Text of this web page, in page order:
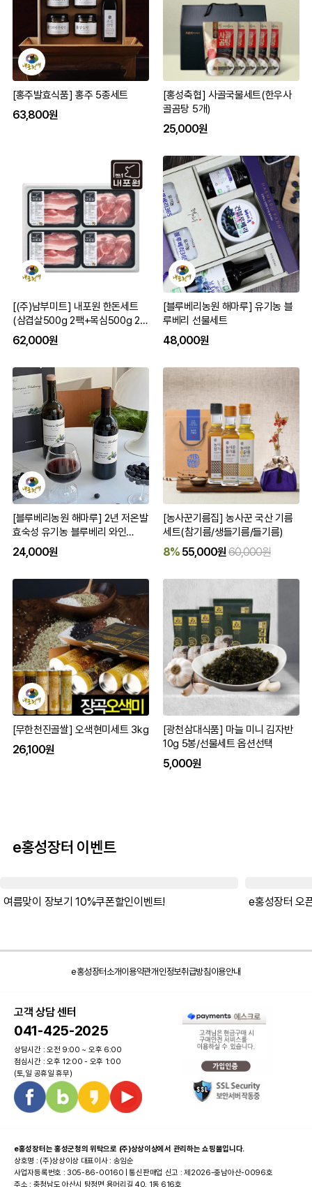
[홍주발효식품] 홍주 5종세트
63,800원
[홍성축협] 사골국물세트(한우사
골곰탕 5개)
25,000원
[(주)남부미트] 내포원 한돈세트
(삼겹살500g 2팩+목심500g 2
팩) 구이용
62,000원
[블루베리농원 해마루] 유기농 블
루베리 선물세트
48,000원
[블루베리농원 해마루] 2년 저온발
효숙성 유기농 블루베리 와인
500ml/750ml 단품/세트
24,000원
[농사꾼기름집] 농사꾼 국산 기름
세트(참기름/생들기름/들기름)
8% 55,000원60,000원
[무한천진골쌀] 오색현미세트 3kg
26,100원
[광천삼대식품] 마늘 미니 김자반
10g 5봉/선물세트 옵션선택
5,000원
e홍성장터 이벤트
여름맞이 장보기 10%쿠폰할인이벤트!
e홍성장터소개이용약관개인정보취급방침이용안내
고객 상담 센터
041-425-2025
상담시간 : 오전 9:00 ~ 오후 6:00
점심시간 : 오후 12:00 - 오후 1:00
(토,일 공휴일 휴무)
e홍성장터는 홍성군청의 위탁으로 (주)상상이상에서 관리하는 쇼핑몰입니다.
상호명 : (주)상상이상 대표이사 : 송임순
사업자등록번호 : 305-86-00160 | 통신판매업 신고 : 제2026-충남아산-0096호
주소 : 충청남도 아산시 탕정면 용머리길 40, 1동 616호